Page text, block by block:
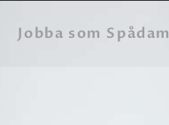
Jobba som Spådam